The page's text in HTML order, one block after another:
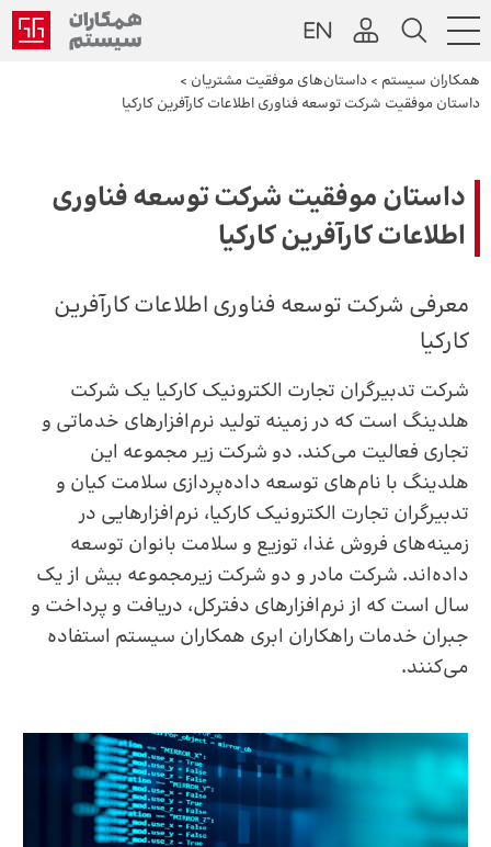
همکاران سیستم > داستان‌های موفقیت مشتریان >
داستان موفقیت شرکت توسعه فناوری اطلاعات کارآفرین کارکیا
داستان موفقیت شرکت توسعه فناوری
اطلاعات کارآفرین کارکیا
معرفی شرکت توسعه فناوری اطلاعات کارآفرین
کارکیا
شرکت تدبیرگران تجارت الکترونیک کارکیا یک شرکت
هلدینگ است که در زمینه تولید نرم‌افزارهای خدماتی و
تجاری فعالیت می‌کند. دو شرکت زیر مجموعه این
هلدینگ با نام‌های توسعه داده‌پردازی سلامت کیان و
تدبیرگران تجارت الکترونیک کارکیا، نرم‌افزارهایی در
زمینه‌های فروش غذا، توزیع و سلامت بانوان توسعه
داده‌اند. شرکت مادر و دو شرکت زیرمجموعه بیش از یک
سال است که از نرم‌افزارهای دفترکل، دریافت و پرداخت و
جبران خدمات راهکاران ابری همکاران سیستم استفاده
می‌کنند.